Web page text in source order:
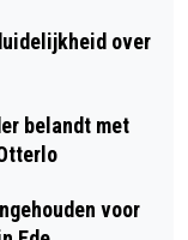
over
belandt met
voor